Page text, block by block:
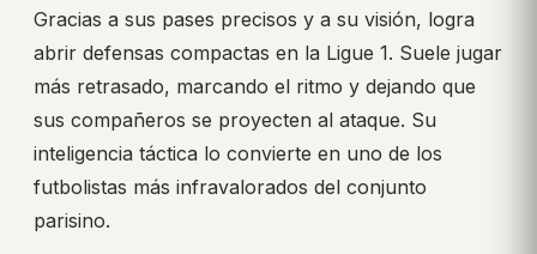
Gracias a sus pases precisos y a su visión, logra
abrir defensas compactas en la Ligue 1. Suele jugar
más retrasado, marcando el ritmo y dejando que
sus compañeros se proyecten al ataque. Su
inteligencia táctica lo convierte en uno de los
futbolistas más infravalorados del conjunto
parisino.